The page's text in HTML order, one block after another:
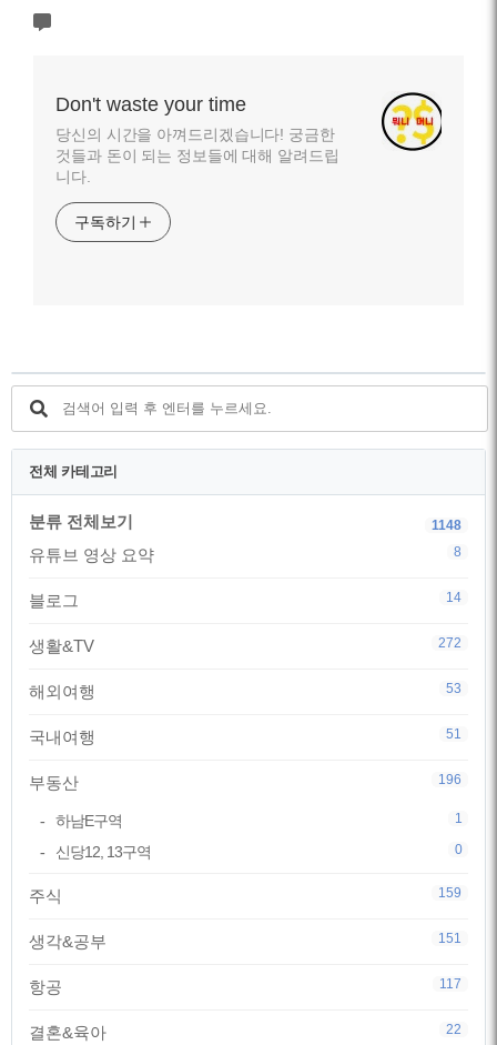
Don't waste your time
당신의 시간을 아껴드리겠습니다! 궁금한
것들과 돈이 되는 정보들에 대해 알려드립
니다.
구독하기
전체 카테고리
분류 전체보기 1148
유튜브 영상 요약 8
블로그 14
생활&TV 272
해외여행 53
국내여행 51
부동산 196
하남E구역 1
신당12, 13구역 0
주식 159
생각&공부 151
항공 117
결혼&육아 22